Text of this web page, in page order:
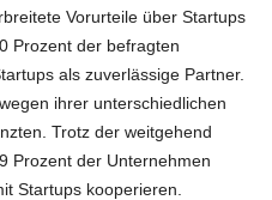
Vorurteile über Startups
Prozent der befragten
als zuverlässige Partner.
ihrer unterschiedlichen
Trotz der weitgehend
Prozent der Unternehmen
Startups kooperieren.